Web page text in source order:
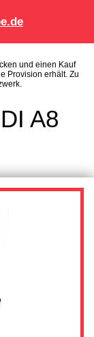
und einen Kauf
Provision erhält. Zu
A8